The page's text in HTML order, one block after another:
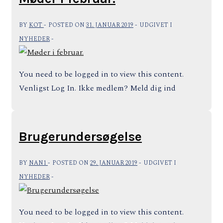
BY KOT POSTED ON 31. JANUAR 2019
UDGIVET I
NYHEDER
You need to be logged in to view this content.
Venligst Log In. Ikke medlem? Meld dig ind
Brugerundersøgelse
BY NAN1 POSTED ON 29. JANUAR 2019
UDGIVET I
NYHEDER
You need to be logged in to view this content.